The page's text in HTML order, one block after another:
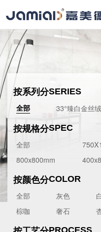
按系列分SERIES
全部 33°臻白金丝绒
按规格分SPEC
全部
800x800mm
按颜色分COLOR
全部
灰色
棕咖
奢石